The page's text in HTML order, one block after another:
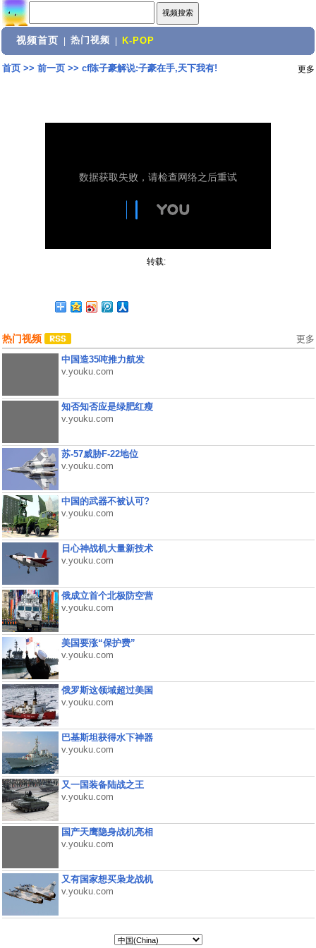
视频首页 热门视频 K-POP
首页>> 前一页>> cf陈子豪解说:子豪在手,天下我有! 更多
转载:
热门视频 更多
中国造35吨推力航发
v.youku.com
知否知否应是绿肥红瘦
v.youku.com
苏-57威胁F-22地位
v.youku.com
中国的武器不被认可?
v.youku.com
日心神战机大量新技术
v.youku.com
俄成立首个北极防空营
v.youku.com
美国要涨“保护费”
v.youku.com
俄罗斯这领域超过美国
v.youku.com
巴基斯坦获得水下神器
v.youku.com
又一国装备陆战之王
v.youku.com
国产天鹰隐身战机亮相
v.youku.com
又有国家想买枭龙战机
v.youku.com